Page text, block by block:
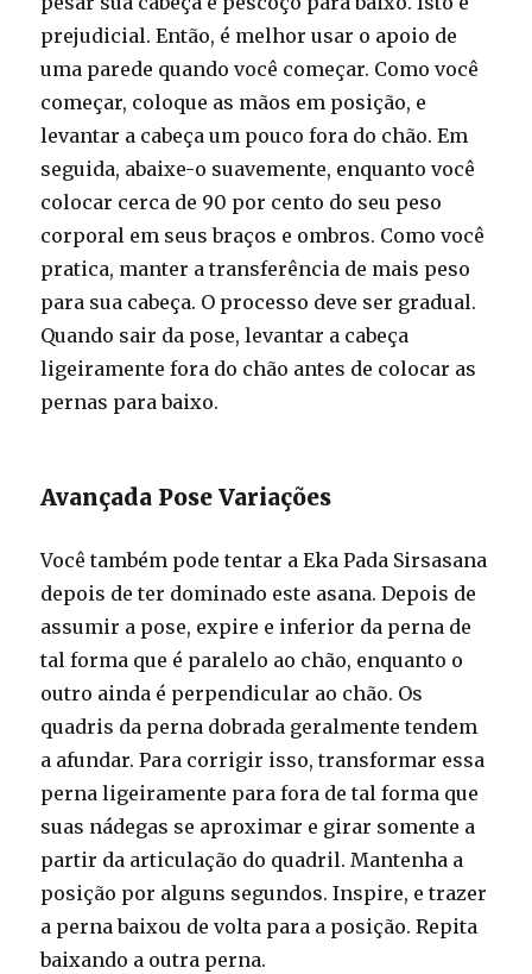
prejudicial. Então, é melhor usar o apoio de
uma parede quando você começar. Como você
começar, coloque as mãos em posição, e
levantar a cabeça um pouco fora do chão. Em
seguida, abaixe-o suavemente, enquanto você
colocar cerca de 90 por cento do seu peso
corporal em seus braços e ombros. Como você
pratica, manter a transferência de mais peso
para sua cabeça. O processo deve ser gradual.
Quando sair da pose, levantar a cabeça
ligeiramente fora do chão antes de colocar as
pernas para baixo.
Avançada Pose Variações
Você também pode tentar a Eka Pada Sirsasana
depois de ter dominado este asana. Depois de
assumir a pose, expire e inferior da perna de
tal forma que é paralelo ao chão, enquanto o
outro ainda é perpendicular ao chão. Os
quadris da perna dobrada geralmente tendem
a afundar. Para corrigir isso, transformar essa
perna ligeiramente para fora de tal forma que
suas nádegas se aproximar e girar somente a
partir da articulação do quadril. Mantenha a
posição por alguns segundos. Inspire, e trazer
a perna baixou de volta para a posição. Repita
baixando a outra perna.